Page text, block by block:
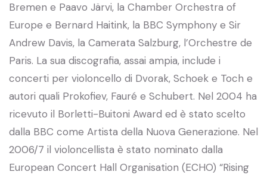
Bremen e Paavo Järvi, la Chamber Orchestra of
Europe e Bernard Haitink, la BBC Symphony e Sir
Andrew Davis, la Camerata Salzburg, l’Orchestre de
Paris. La sua discografia, assai ampia, include i
concerti per violoncello di Dvorak, Schoek e Toch e
autori quali Prokofiev, Fauré e Schubert. Nel 2004 ha
ricevuto il Borletti-Buitoni Award ed è stato scelto
dalla BBC come Artista della Nuova Generazione. Nel
2006/7 il violoncellista è stato nominato dalla
European Concert Hall Organisation (ECHO) “Rising